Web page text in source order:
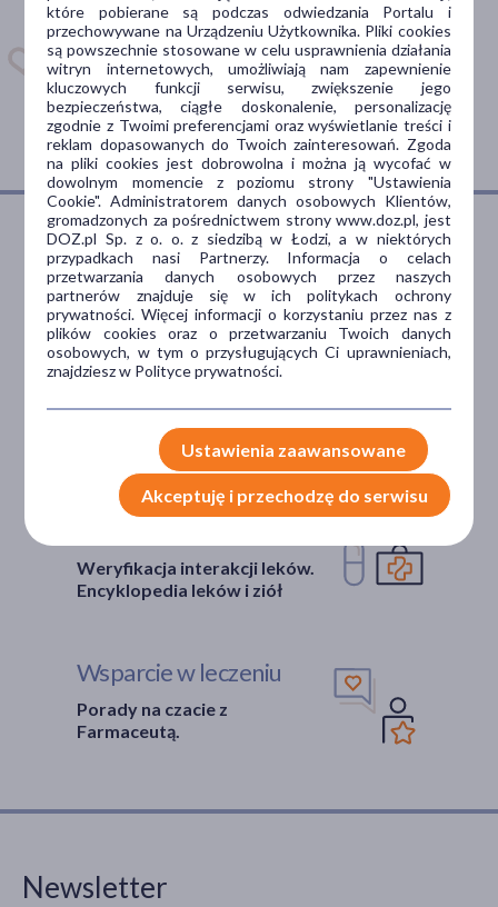
apteczkę. Przypomnimy Ci
kiedy wziąć lek.
Dostępna w
Dlaczego DOZ.pl
Niższe koszta leczenia
Darmowa dostawa do Apteki
Bezpłatna Infolinia dla
Pacjentów.
Weryfikacja interakcji leków.
Encyklopedia leków i ziół
Wsparcie w leczeniu
Porady na czacie z
Farmaceutą.
Newsletter
które pobierane są podczas odwiedzania Portalu i
przechowywane na Urządzeniu Użytkownika. Pliki cookies
są powszechnie stosowane w celu usprawnienia działania
witryn internetowych, umożliwiają nam zapewnienie
kluczowych funkcji serwisu, zwiększenie jego
bezpieczeństwa, ciągłe doskonalenie, personalizację
zgodnie z Twoimi preferencjami oraz wyświetlanie treści i
reklam dopasowanych do Twoich zainteresowań. Zgoda
na pliki cookies jest dobrowolna i można ją wycofać w
dowolnym momencie z poziomu strony "Ustawienia
Cookie". Administratorem danych osobowych Klientów,
gromadzonych za pośrednictwem strony www.doz.pl, jest
DOZ.pl Sp. z o. o. z siedzibą w Łodzi, a w niektórych
przypadkach nasi Partnerzy. Informacja o celach
przetwarzania danych osobowych przez naszych
partnerów znajduje się w ich politykach ochrony
prywatności. Więcej informacji o korzystaniu przez nas z
plików cookies oraz o przetwarzaniu Twoich danych
osobowych, w tym o przysługujących Ci uprawnieniach,
znajdziesz w Polityce prywatności.
Ustawienia zaawansowane
Akceptuję i przechodzę do serwisu